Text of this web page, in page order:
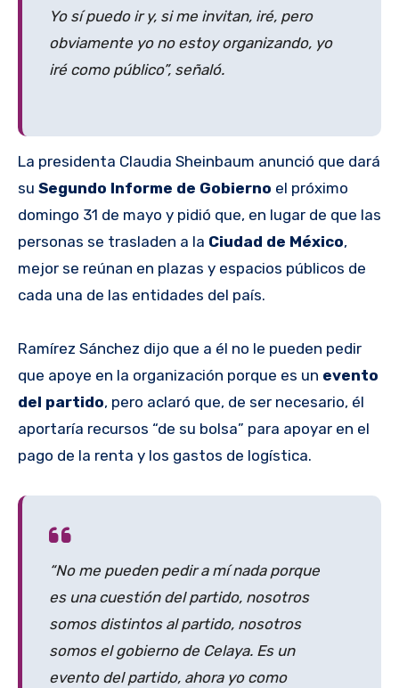
Yo sí puedo ir y, si me invitan, iré, pero
obviamente yo no estoy organizando, yo
iré como público”, señaló.
La presidenta Claudia Sheinbaum anunció que dará
su Segundo Informe de Gobierno el próximo
domingo 31 de mayo y pidió que, en lugar de que las
personas se trasladen a la Ciudad de México,
mejor se reúnan en plazas y espacios públicos de
cada una de las entidades del país.
Ramírez Sánchez dijo que a él no le pueden pedir
que apoye en la organización porque es un evento
del partido, pero aclaró que, de ser necesario, él
aportaría recursos “de su bolsa” para apoyar en el
pago de la renta y los gastos de logística.
“No me pueden pedir a mí nada porque
es una cuestión del partido, nosotros
somos distintos al partido, nosotros
somos el gobierno de Celaya. Es un
evento del partido, ahora yo como